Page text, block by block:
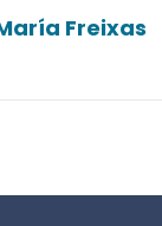
Freixas